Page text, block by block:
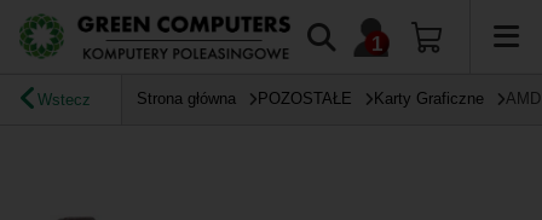
Wstecz Strona główna POZOSTAŁE Karty Graficzne